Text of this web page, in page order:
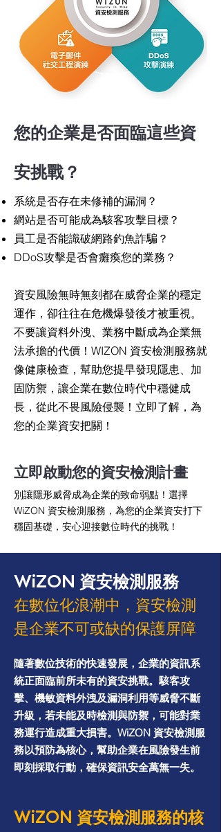
您的企業是否面臨這些資
安挑戰？
系統是否存在未修補的漏洞？
網站是否可能成為駭客攻擊目標？
員工是否能識破網路釣魚詐騙？
DDoS攻擊是否會癱瘓您的業務？
資安風險無時無刻都在威脅企業的穩定
運作，卻往往在危機爆發後才被重視。
不要讓資料外洩、業務中斷成為企業無
法承擔的代價！WIZON 資安檢測服務就
像健康檢查，幫助您提早發現隱患、加
固防禦，讓企業在數位時代中穩健成
長，從此不畏風險侵襲！立即了解，為
您的企業資安把關！
立即啟動您的資安檢測計畫
別讓隱形威脅成為企業的致命弱點！選擇
WiZON 資安檢測服務，為您的企業資安打下
穩固基礎，安心迎接數位時代的挑戰！
WiZON 資安檢測服務
在數位化浪潮中，資安檢測
是企業不可或缺的保護屏障
隨著數位技術的快速發展，企業的資訊系
統正面臨前所未有的資安挑戰。駭客攻
擊、機敏資料外洩及漏洞利用等威脅不斷
升級，若未能及時檢測與防禦，可能對業
務運行造成重大損害。WiZON 資安檢測服
務以預防為核心，幫助企業在風險發生前
即刻採取行動，確保資訊安全萬無一失。
WiZON 資安檢測服務的核